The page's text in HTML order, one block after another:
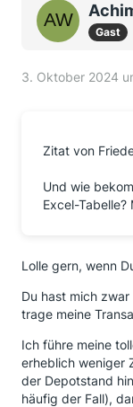
Gast
3. Oktober 2024
Zitat von
Und wie
Excel-Tabelle?
Lolle gern, wenn
Du hast mich
trage meine
Ich führe meine
erheblich weniger
der Depotstand
häufig der Fall),